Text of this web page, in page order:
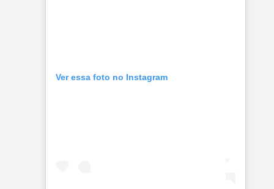
Ver essa foto no Instagram